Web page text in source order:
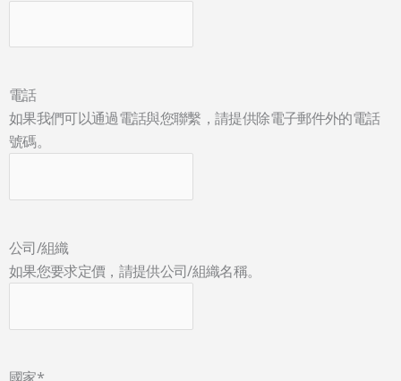
電話
如果我們可以通過電話與您聯繫，請提供除電子郵件外的電話
號碼。
公司/組織
如果您要求定價，請提供公司/組織名稱。
國家*